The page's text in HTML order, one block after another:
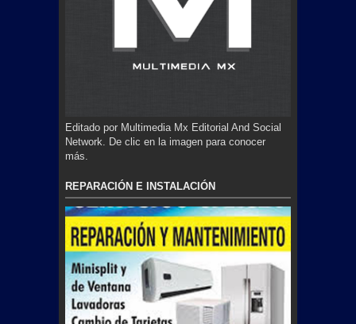
Editado por Multimedia Mx Editorial And Social
Network. De clic en la imagen para conocer
más.
REPARACIÓN E INSTALACIÓN